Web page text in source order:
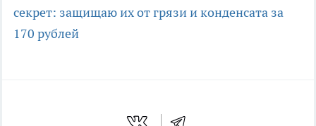
секрет: защищаю их от грязи и конденсата за
170 рублей